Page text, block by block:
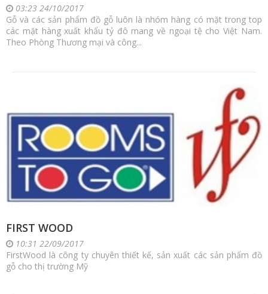
03:23 24/10/2017
Gỗ và các sản phẩm đồ gỗ luôn là nhóm hàng có mặt trong top
các mặt hàng xuất khẩu tỷ đô mang về ngoại tệ cho Việt Nam.
Theo Phòng Thương mại và công...
FIRST WOOD
10:31 22/09/2017
FirstWood là công ty chuyên thiết kế, sản xuất các sản phẩm đồ
gỗ cho thị trường Mỹ